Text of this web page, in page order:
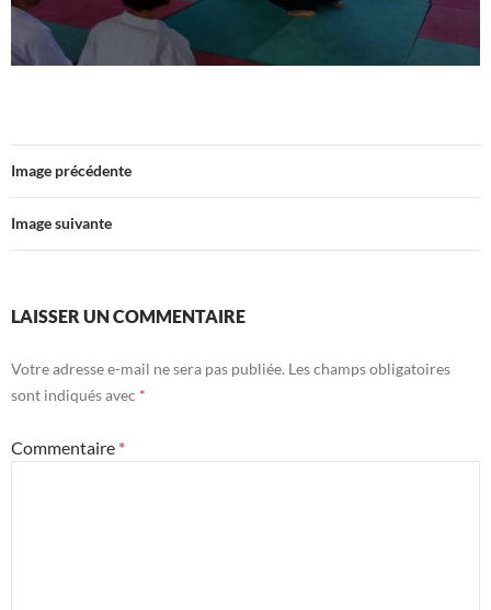
Image précédente
Image suivante
LAISSER UN COMMENTAIRE
Votre adresse e-mail ne sera pas publiée. Les champs obligatoires
sont indiqués avec *
Commentaire *